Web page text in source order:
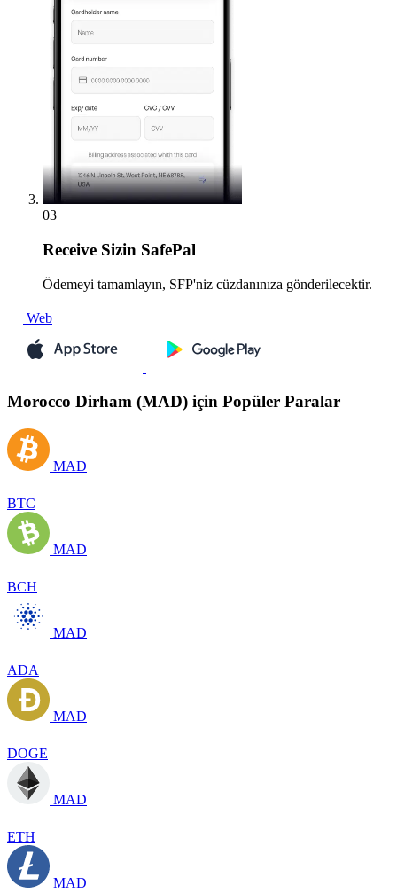
03
Receive Sizin SafePal
Ödemeyi tamamlayın, SFP'niz cüzdanınıza gönderilecektir.
Web
Morocco Dirham (MAD) için Popüler Paralar
MAD
BTC
MAD
BCH
MAD
ADA
MAD
DOGE
MAD
ETH
MAD